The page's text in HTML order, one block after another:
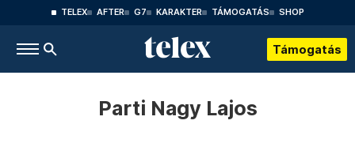
TELEX AFTER G7 KARAKTER TÁMOGATÁS SHOP
Támogatás
Parti Nagy Lajos